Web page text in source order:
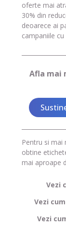
oferte mai
30% din
deoarece ai
campaniile
Afla mai
Pentru si mai
obtine
mai aproape
Vezi
Vezi
Vezi